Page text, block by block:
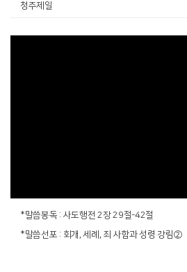
청주제일
*말씀봉독 : 사도행전 2장 29절-42절
*말씀선포 : 회개, 세례, 죄 사함과 성령 강림②